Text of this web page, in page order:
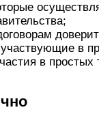
в
в простых